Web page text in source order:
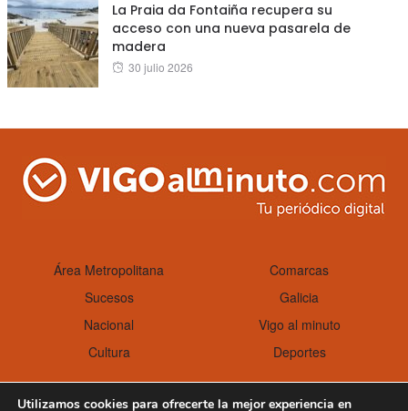
La Praia da Fontaiña recupera su
acceso con una nueva pasarela de
madera
Posted
30 julio 2026
Área Metropolitana
Comarcas
Sucesos
Galicia
Nacional
Vigo al minuto
Cultura
Deportes
Utilizamos cookies para ofrecerte la mejor experiencia en